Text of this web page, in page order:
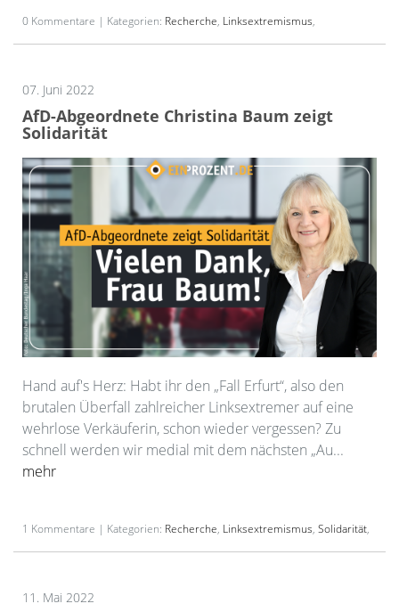
0 Kommentare | Kategorien: Recherche, Linksextremismus,
07. Juni 2022
AfD-Abgeordnete Christina Baum zeigt
Solidarität
Hand auf's Herz: Habt ihr den „Fall Erfurt“, also den
brutalen Überfall zahlreicher Linksextremer auf eine
wehrlose Verkäuferin, schon wieder vergessen? Zu
schnell werden wir medial mit dem nächsten „Au...
mehr
1 Kommentare | Kategorien: Recherche, Linksextremismus, Solidarität,
11. Mai 2022